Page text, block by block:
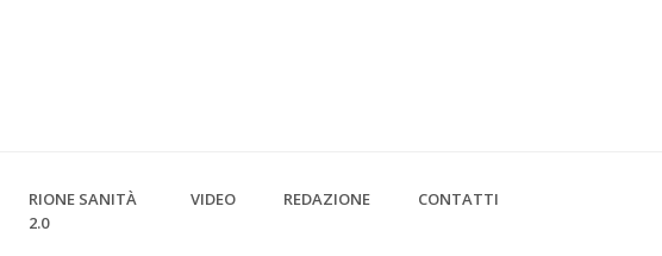
RIONE SANITÀ
2.0
VIDEO REDAZIONE CONTATTI